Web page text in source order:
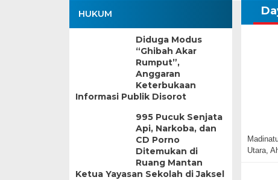
HUKUM
Diduga Modus
“Ghibah Akar
Rumput”,
Anggaran
Keterbukaan
Informasi Publik Disorot
995 Pucuk Senjata
Api, Narkoba, dan
CD Porno
Ditemukan di
Ruang Mantan
Ketua Yayasan Sekolah di Jaksel
Utara,